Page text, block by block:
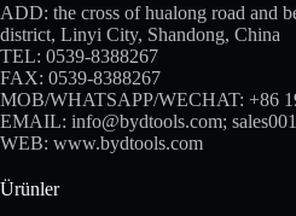
ADD: the cross of hualong road and
district, Linyi City, Shandong, China
TEL: 0539-8388267
FAX: 0539-8388267
MOB/WHATSAPP/WECHAT: +86
EMAIL: info@bydtools.com;
WEB: www.bydtools.com
Ürünler